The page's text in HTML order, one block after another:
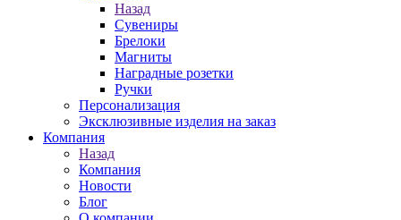
Назад
Сувениры
Брелоки
Магниты
Наградные розетки
Ручки
Персонализация
Эксклюзивные изделия на заказ
Компания
Назад
Компания
Новости
Блог